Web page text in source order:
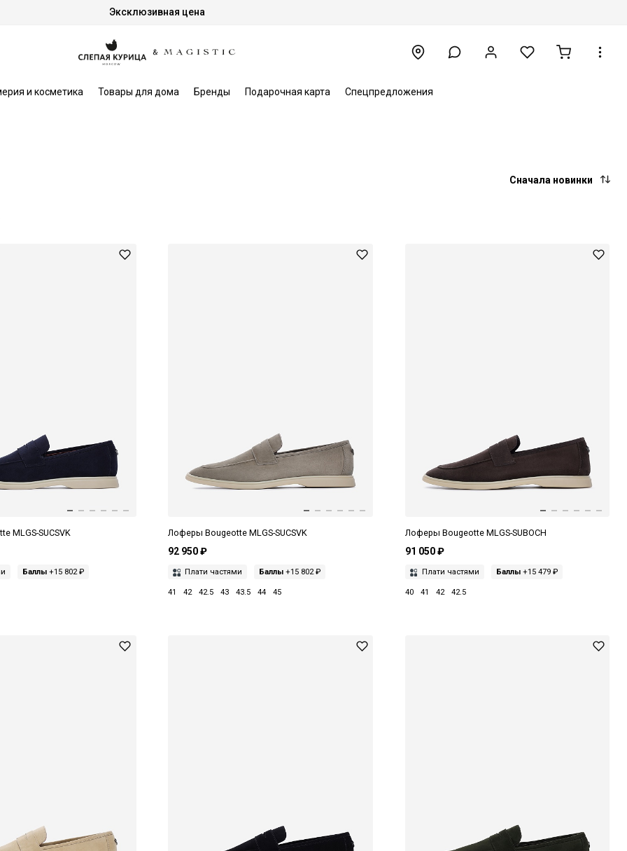
Эксклюзивная цена
и косметика Товары для дома Бренды Подарочная карта Спецпредложения
Сначала новинки
MLGS-SUCSVK
Баллы +15 802 ₽
Лоферы Bougeotte MLGS-SUCSVK
92 950 ₽
Плати частями Баллы +15 802 ₽
41 42 42.5 43 43.5 44 45
Лоферы Bougeotte MLGS-SUBOCH
91 050 ₽
Плати частями Баллы+15 479 ₽
40 41 42 42.5